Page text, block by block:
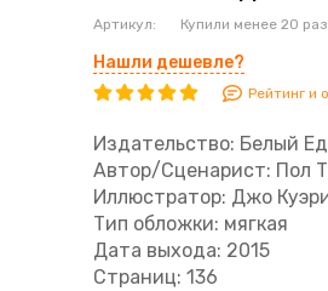
Артикул: Купили менее 20 раз
Нашли дешевле?
Рейтинг и
Издательство: Белый
Автор/Сценарист: Пол
Иллюстратор: Джо
Тип обложки: мягкая
Дата выхода: 2015
Страниц: 136